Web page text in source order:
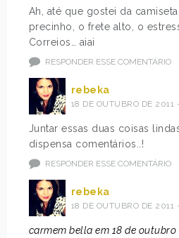
Ah, até que gostei da
precinho, o frete alto, o
Correios… aiai
RESPONDER ESSE COMENTÁRIO
rebeka
18 DE OUTUBRO DE 2011
Juntar essas duas coisas
dispensa comentários..!
RESPONDER ESSE COMENTÁRIO
rebeka
18 DE OUTUBRO DE 2011
carmem bella em 18 de outubro